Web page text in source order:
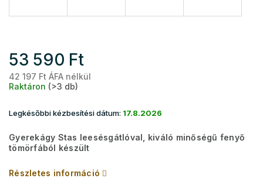
53 590 Ft
42 197 Ft ÁFA nélkül
Raktáron (>3 db)
Legkésőbbi kézbesítési dátum: 17.8.2026
Gyerekágy Stas leesésgátlóval, kiváló minőségű fenyő
tömörfából készült
Részletes információ